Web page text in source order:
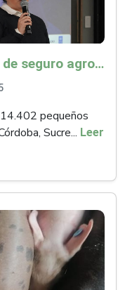
Minagricultura lanza piloto de seguro agropecuario por $9.625 millones para proteger a más de 14.000 pequeños productores contra riesgos del Fenómeno de El Niño
pequeños
Sucre... Leer